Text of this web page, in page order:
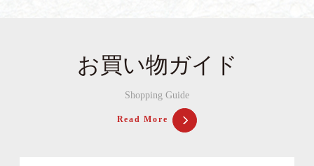
お買い物ガイド
Shopping Guide
Read More